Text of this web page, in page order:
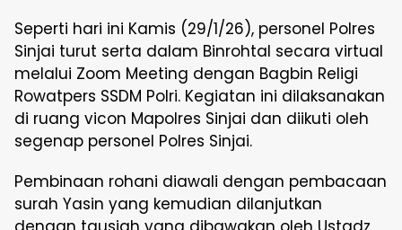
Seperti hari ini Kamis (29/1/26), personel Polres
Sinjai turut serta dalam Binrohtal secara virtual
melalui Zoom Meeting dengan Bagbin Religi
Rowatpers SSDM Polri. Kegiatan ini dilaksanakan
di ruang vicon Mapolres Sinjai dan diikuti oleh
segenap personel Polres Sinjai.
Pembinaan rohani diawali dengan pembacaan
surah Yasin yang kemudian dilanjutkan